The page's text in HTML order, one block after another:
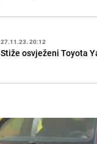
27.11.23. 20:12
Stiže osvježeni Toyota